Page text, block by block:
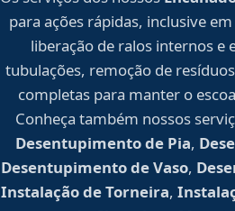
para ações rápidas, inclusive
liberação de ralos internos e
tubulações, remoção de
completas para manter o
Conheça também nossos
Desentupimento de Pia,
Desentupimento de Vaso,
Instalação de Torneira,